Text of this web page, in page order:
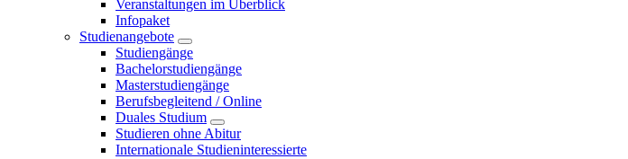
Veranstaltungen im Überblick
Infopaket
Studienangebote
Studiengänge
Bachelorstudiengänge
Masterstudiengänge
Berufsbegleitend / Online
Duales Studium
Studieren ohne Abitur
Internationale Studieninteressierte